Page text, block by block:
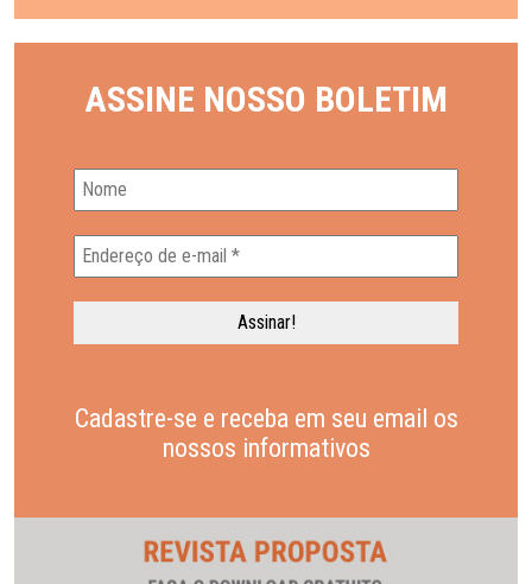
ASSINE NOSSO BOLETIM
Cadastre-se e receba em seu email os
nossos informativos